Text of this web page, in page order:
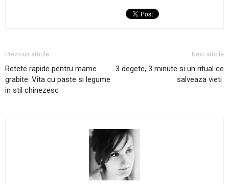
Previous article
Retete rapide pentru mame
grabite: Vita cu paste si legume
in stil chinezesc
Next article
3 degete, 3 minute si un ritual ce
salveaza vieti